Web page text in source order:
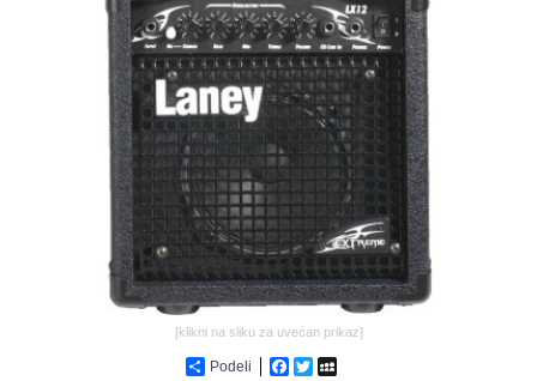
GALERIJA
[klikni na sliku za uvećan prikaz]
Podeli Facebook
Twitter